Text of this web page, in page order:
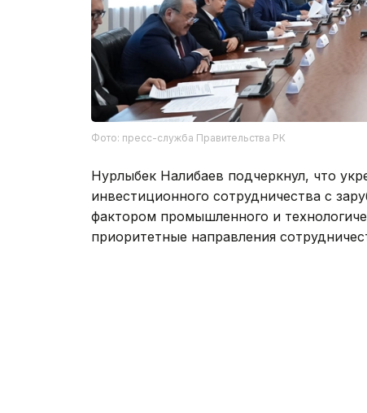
Фото: пресс-служба Правительства РК
Нурлыбек Налибаев подчеркнул, что
инвестиционного сотрудничества с
фактором промышленного и
приоритетные направления